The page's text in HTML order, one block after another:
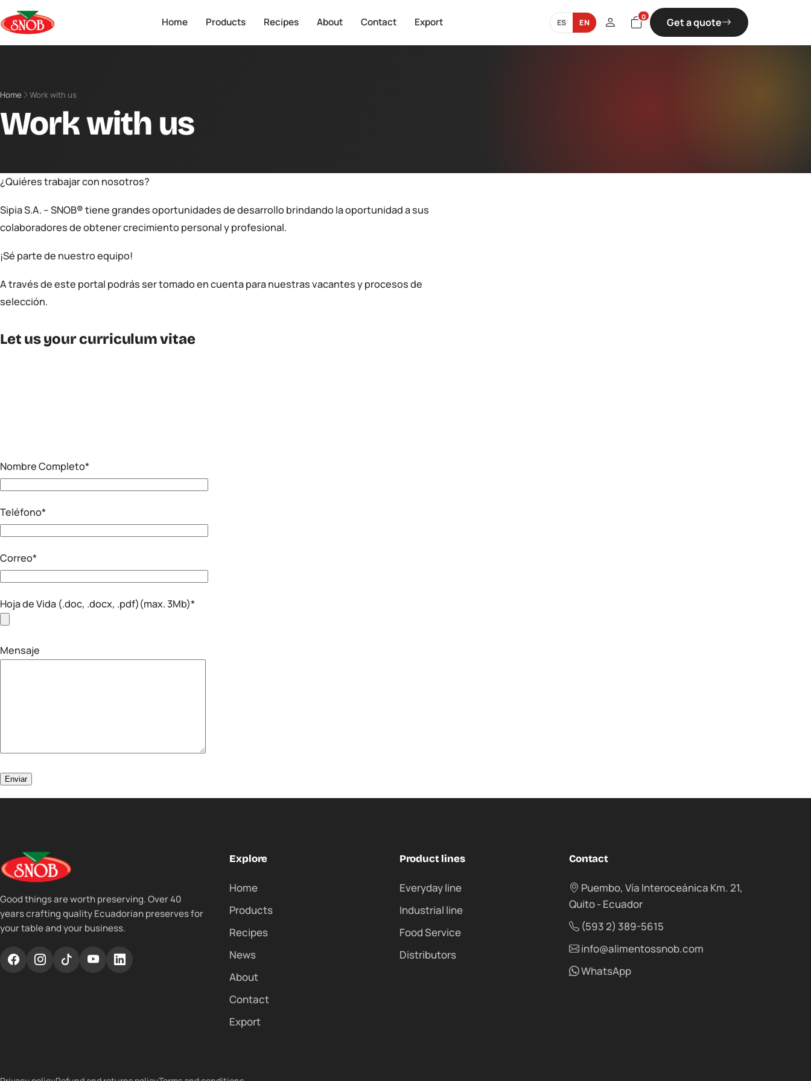
Home Products Recipes About Contact Export ES EN
0 Get a quote
Home Work with us
Work with us
¿Quiéres trabajar con nosotros?
Sipia S.A. – SNOB®tiene grandes oportunidades de desarrollo brindando la oportunidad a sus
colaboradores de obtener crecimiento personal y profesional.
¡Sé parte de nuestro equipo!
A través de este portal podrás ser tomado en cuenta para nuestras vacantes y procesos de
selección.
Let us your curriculum vitae
Nombre Completo*
Teléfono*
Correo*
Hoja de Vida (.doc, .docx, .pdf)(max. 3Mb)*
Mensaje
Good things are worth preserving. Over 40
years crafting quality Ecuadorian preserves for
your table and your business.
Explore
Home
Products
Recipes
News
About
Contact
Export
Product lines
Everyday line
Industrial line
Food Service
Distributors
Contact
Puembo, Vía Interoceánica Km. 21,
Quito - Ecuador
(593 2) 389-5615
info@alimentossnob.com
WhatsApp